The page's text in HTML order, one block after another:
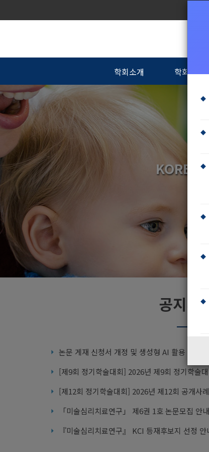
학회소개 학회소식
공지사항
논문 게재 신청서 개정 및 생성형 AI 활용 공개 안
[제9회 정기학술대회] 2026년 제9회 정기학술
[제12회 정기학술대회] 2026년 제12회 공개사
『미술심리치료연구』 KCI 등재후보지 선정 안